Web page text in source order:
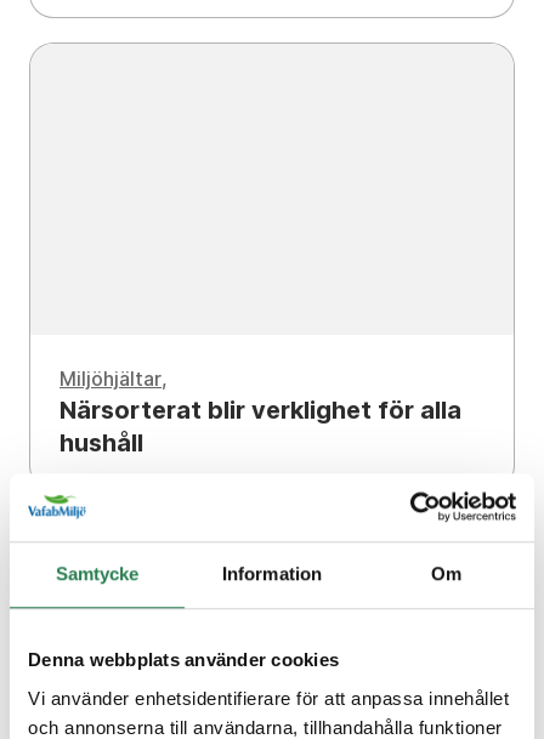
Samtycke Information Om
Denna webbplats använder cookies
Vi använder enhetsidentifierare för att anpassa innehållet
och annonserna till användarna, tillhandahålla funktioner
Miljöhjältar
Närsorterat blir verklighet för alla
hushåll